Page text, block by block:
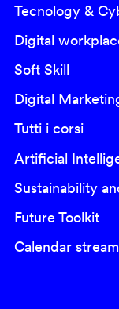
Tecnology &
Digital
Soft Skill
Digital
Tutti i corsi
Artificial
Sustainability
Future Toolkit
Calendar